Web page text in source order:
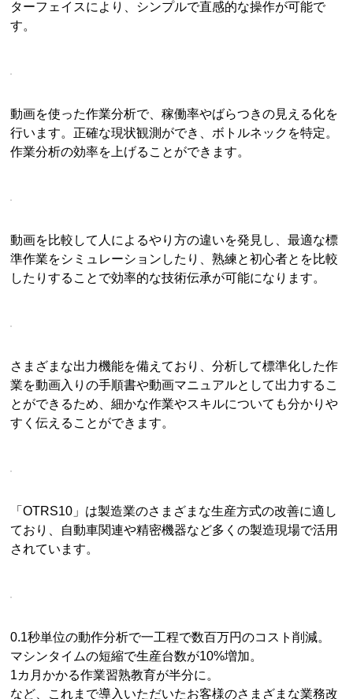
ターフェイスにより、シンプルで直感的な操作が可能で
す。
動画を使った作業分析で、稼働率やばらつきの見える化を
行います。正確な現状観測ができ、ボトルネックを特定。
作業分析の効率を上げることができます。
動画を比較して人によるやり方の違いを発見し、最適な標
準作業をシミュレーションしたり、熟練と初心者とを比較
したりすることで効率的な技術伝承が可能になります。
さまざまな出力機能を備えており、分析して標準化した作
業を動画入りの手順書や動画マニュアルとして出力するこ
とができるため、細かな作業やスキルについても分かりや
すく伝えることができます。
「OTRS10」は製造業のさまざまな生産方式の改善に適し
ており、自動車関連や精密機器など多くの製造現場で活用
されています。
0.1秒単位の動作分析で一工程で数百万円のコスト削減。
マシンタイムの短縮で生産台数が10%増加。
1カ月かかる作業習熟教育が半分に。
など、これまで導入いただいたお客様のさまざまな業務改